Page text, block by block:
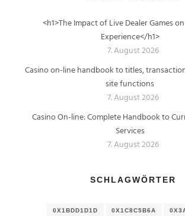
<h1>The Impact of Live Dealer Games
Experience</h1>
7. August 2026
Casino on-line handbook to titles,
site functions
7. August 2026
Casino On-line: Complete Handbook to
Services
7. August 2026
SCHLAGWÖRTER
0X1BDD1D1D 0X1C8C5B6A